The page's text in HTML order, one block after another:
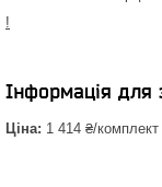
!
Інформація для
Ціна: 1 414 ₴/комплект